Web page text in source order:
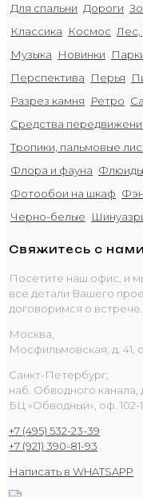
Для спальни Дороги
Классика
Космос Лес,
Музыка
Новинки
Перспектива
Перья
Разрез камня
Ретро
Средства
Тропики, пальмовые
Флора и фауна
Фотообои на шкаф
Черно-белые
Свяжитесь с нами
Посетите наш офис, и
все детали Вашего
договоримся о встрече.
Москва,
Мосфильмовская, д. 41,
Санкт-Петербург,
наб. Обводного канала,
БЦ «Обводный», оф. 102-
+7 (495) 532-23-39
+7 (921) 390-81-93
Написать в WHATSAPP